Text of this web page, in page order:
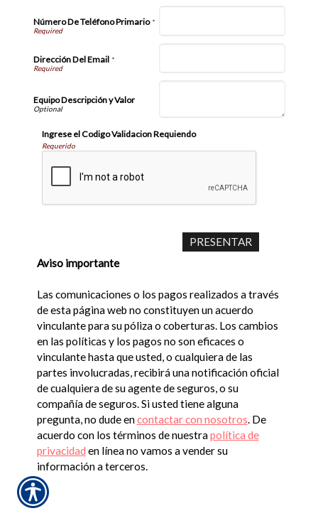
Número De Teléfono Primario*
Dirección Del Email *
Equipo Descripción y Valor
Ingrese el Codigo Validacion Requiendo
Requerido
Aviso importante
Las comunicaciones o los pagos realizados a través
de esta página web no constituyen un acuerdo
vinculante para su póliza o coberturas. Los cambios
en las políticas y los pagos no son eficaces o
vinculante hasta que usted, o cualquiera de las
partes involucradas, recibirá una notificación oficial
de cualquiera de su agente de seguros, o su
compañía de seguros. Si usted tiene alguna
pregunta, no dude encontactar con nosotros. De
acuerdo con los términos de nuestrapolítica de
privacidad en línea no vamos a vender su
información a terceros.